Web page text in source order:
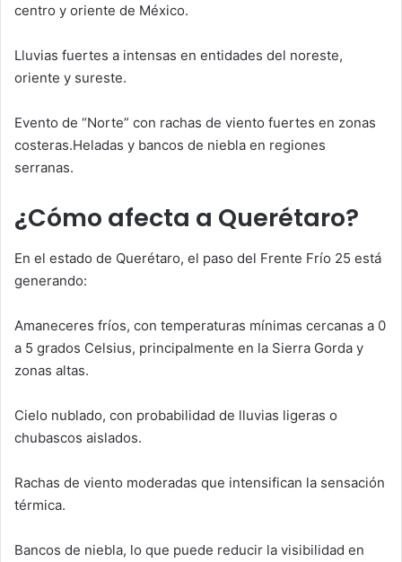
centro y oriente de México.
Lluvias fuertes a intensas en entidades del noreste,
oriente y sureste.
Evento de “Norte” con rachas de viento fuertes en zonas
costeras.Heladas y bancos de niebla en regiones
serranas.
¿Cómo afecta a Querétaro?
En el estado de Querétaro, el paso del Frente Frío 25 está
generando:
Amaneceres fríos, con temperaturas mínimas cercanas a 0
a 5 grados Celsius, principalmente en la Sierra Gorda y
zonas altas.
Cielo nublado, con probabilidad de lluvias ligeras o
chubascos aislados.
Rachas de viento moderadas que intensifican la sensación
térmica.
Bancos de niebla, lo que puede reducir la visibilidad en